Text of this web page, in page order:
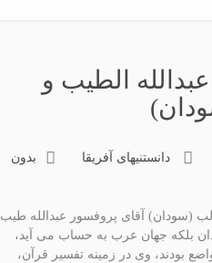
الطیب و
دانستنیهای آفریقا
بدون
(سودان) آقای پروفسور عبدالله طیب
بلکه جهان عرب به حساب می آید،
بودند، وی در زمینه تفسیر قرآن،